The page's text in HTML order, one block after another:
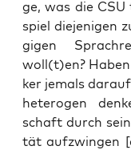
ge, was die
spiel die­je­ni­gen
gi­gen
woll(t)en?
ker jemals
hete­ro­gen
schaft durch
tät auf­zwin­gen